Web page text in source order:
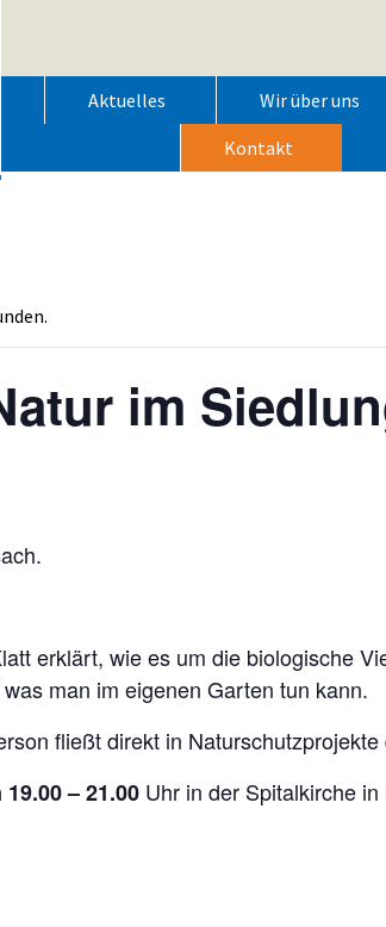
Aktuelles Wir über uns
Kontakt
im
erklärt, wie es um die biologische
man im eigenen Garten tun kann.
fließt direkt in
– 21.00 Uhr in der Spitalkirche